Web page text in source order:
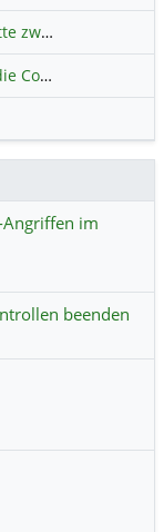
Ölpreise fallen deutlich - Fortschritte zwischen USA und Iran belasten
Übernahmekampf eskaliert: Wird die Commerzbank italienisch?
im
beenden